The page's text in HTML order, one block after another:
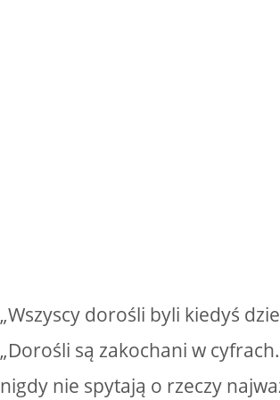
„Wszyscy dorośli byli kiedyś
„Dorośli są zakochani w
nigdy nie spytają o rzeczy